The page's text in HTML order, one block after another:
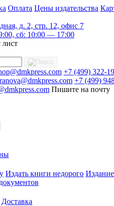
Оплата Цены издательства
д. 2, стр. 12, офис 7
сб: 10:00 — 17:00
+7 (499) 322-
+7 (499)
Пишите на почту
Издать книги недорого
Доставка